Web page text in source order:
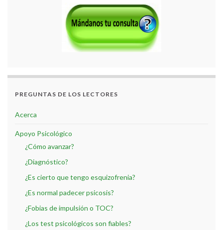
PREGUNTAS DE LOS LECTORES
Acerca
Apoyo Psicológico
¿Cómo avanzar?
¿Diagnóstico?
¿Es cierto que tengo esquizofrenia?
¿Es normal padecer psicosis?
¿Fobias de impulsión o TOC?
¿Los test psicológicos son fiables?